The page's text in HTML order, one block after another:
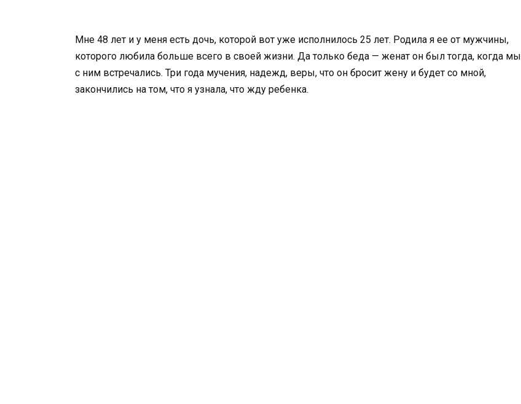
Мне 48 лет и у меня есть дочь, которой вот уже исполнилось 25 лет. Родила я ее от мужчины,
которого любила больше всего в своей жизни. Да только беда — женат он был тогда, когда мы
с ним встречались. Три года мучения, надежд, веры, что он бросит жену и будет со мной,
закончились на том, что я узнала, что жду ребенка.